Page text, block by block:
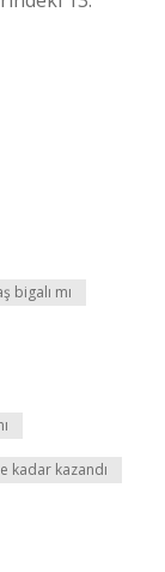
bigalı mı
kadar kazandı